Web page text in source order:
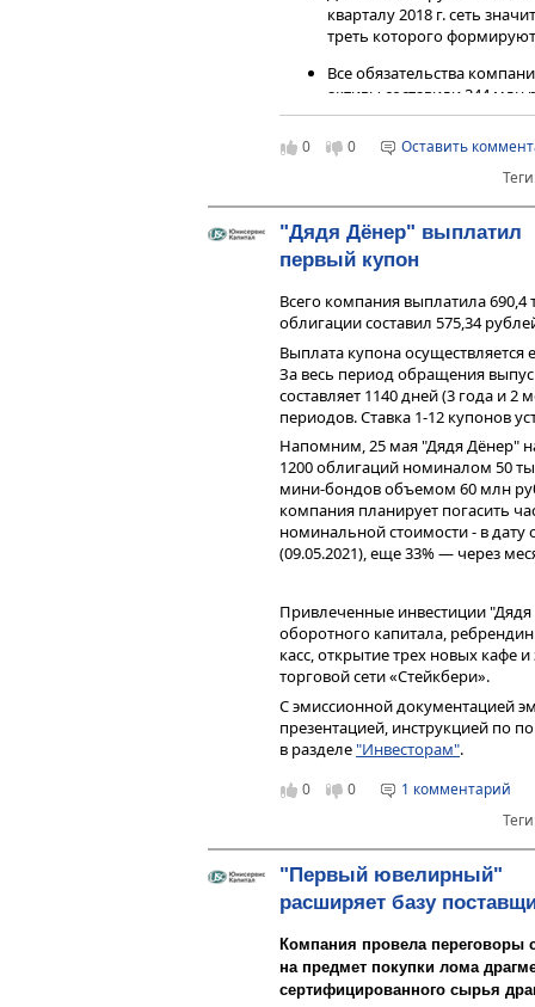
кварталу 2018 г. сеть
треть которого
Все обязательства
активы составили 344
покрывают 50%
25 мая стартовало
Дёнер» объемом 60 млн
инвестиционных затрат
несколько ухудшилось.
обслуживать долг и
рублей/месяц. Для
года.
Часть привлеченных
ребрендинг стритфуд-
открывать кафе и
Полное описание финансового
доступно в формате PDF.
0 0
Оставить
"Дядя Дёнер" выплатил
первый купон
Всего компания выплатила
облигации составил 575,34
Выплата купона осуществляется
За весь период обращения
составляет 1140 дней (3 года и
периодов. Ставка 1-12 купонов
Напомним, 25 мая "Дядя Дёнер"
1200 облигаций номиналом 50
мини-бондов объемом 60 млн
компания планирует погасить
номинальной стоимости - в
(09.05.2021), еще 33% — через
Привлеченные инвестиции
оборотного капитала,
касс, открытие трех новых кафе
торговой сети «Стейкбери».
С эмиссионной документацией
презентацией, инструкцией по
в разделе"Инвесторам".
0 0
1 комментарий
"Первый ювелирный"
расширяет базу
Компания провела
на предмет покупки лома
сертифицированного сырья